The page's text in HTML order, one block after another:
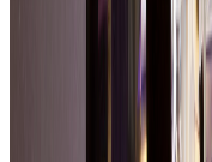
Un ambiente